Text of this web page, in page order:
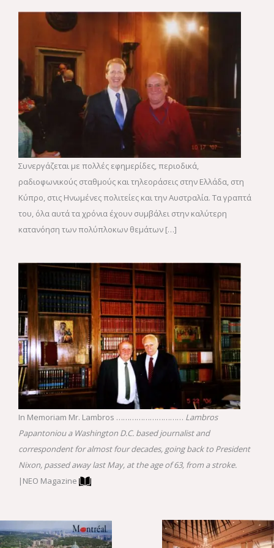
Συνεργάζεται με πολλές εφημερίδες, περιοδικά,
ραδιοφωνικούς σταθμούς και τηλεοράσεις στην Ελλάδα, στη
Κύπρο, στις Ηνωμένες πολιτείες και την Αυστραλία. Τα γραπτά
του, όλα αυτά τα χρόνια έχουν συμβάλει στην καλύτερη
κατανόηση των πολύπλοκων θεμάτων […]
In Memoriam Mr. Lambros ………………………… Lambros
Papantoniou a Washington D.C. based journalist and
correspondent for almost four decades, going back to President
Nixon, passed away last May, at the age of 63, from a stroke.
|NEO Magazine